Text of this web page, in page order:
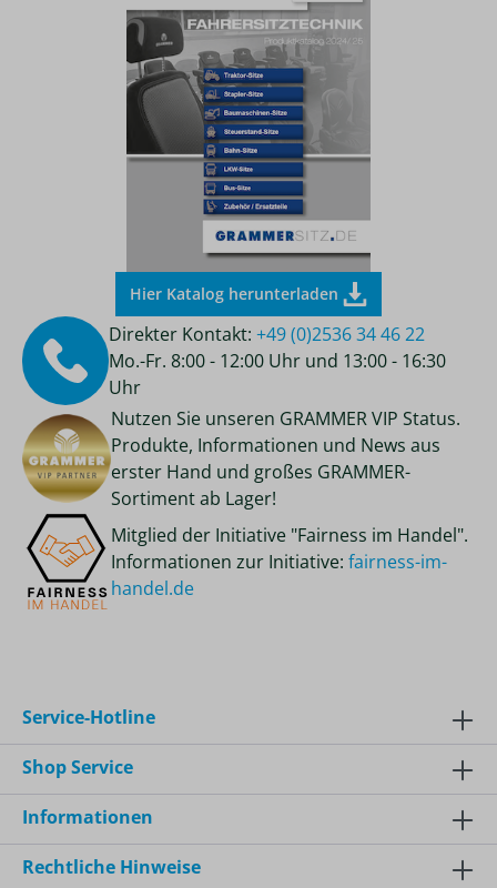
Hier Katalog herunterladen
Direkter Kontakt:+49 (0)2536 34 46 22
Mo.-Fr. 8:00 - 12:00 Uhr und 13:00 - 16:30
Uhr
Nutzen Sie unseren GRAMMER VIP Status.
Produkte, Informationen und News aus
erster Hand und großes GRAMMER-
Sortiment ab Lager!
Mitglied der Initiative "Fairness im Handel".
Informationen zur Initiative: fairness-im-
handel.de
Service-Hotline
Shop Service
Informationen
Rechtliche Hinweise